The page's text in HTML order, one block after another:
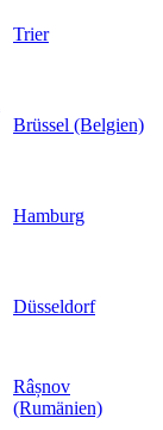
Trier
Brüssel (Belgien)
Hamburg
Düsseldorf
Râșnov
(Rumänien)